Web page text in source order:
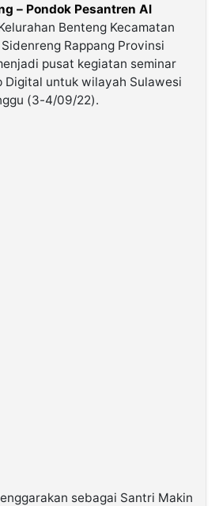
– Pondok Pesantren Al
Benteng Kecamatan
Rappang Provinsi
pusat kegiatan seminar
Digital untuk wilayah Sulawesi
(3-4/09/22).
sebagai Santri Makin